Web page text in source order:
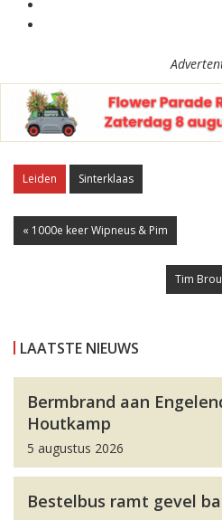
Leiden Sinterklaas
« 1000e keer Wipneus & Pim
Tim
LAATSTE NIEUWS
Bermbrand aan
Houtkamp
5 augustus 2026
Bestelbus ramt gevel